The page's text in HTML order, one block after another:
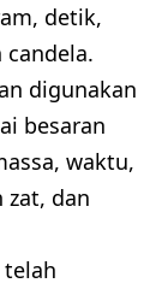
detik,
digunakan
besaran
waktu,
dan
telah